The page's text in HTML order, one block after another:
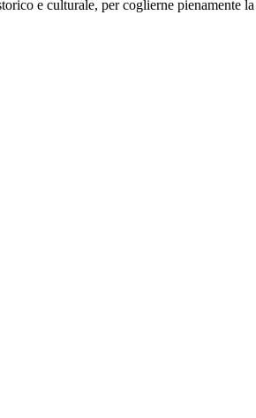
e culturale, per coglierne pienamente